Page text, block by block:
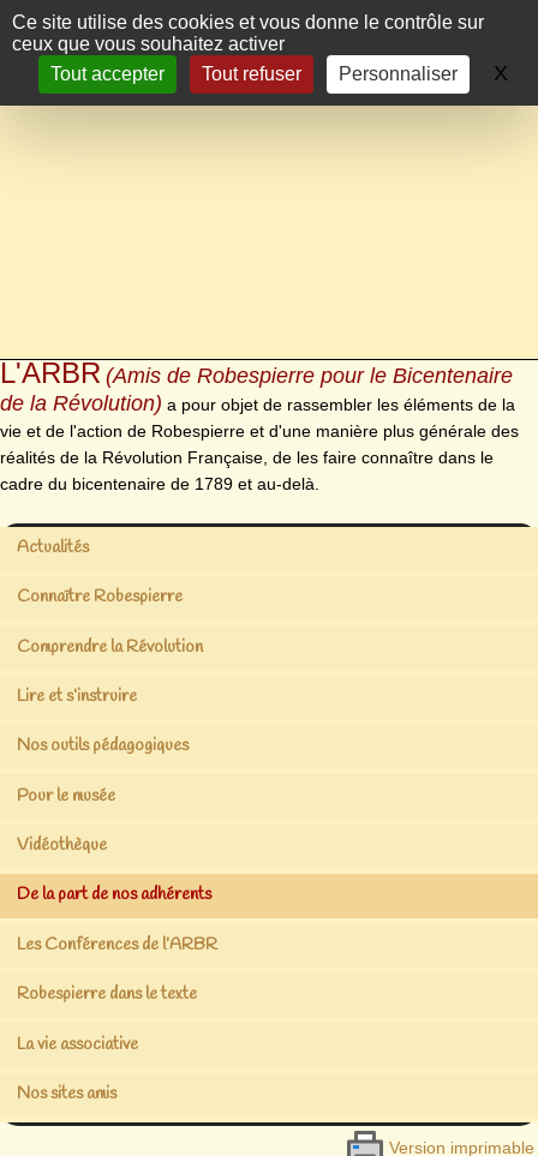
Panneau de gestion des cookies
Ce site utilise des cookies et vous donne le contrôle sur
ceux que vous souhaitez activer
Tout accepter
Tout refuser Personnaliser X
L'ARBR (Amis de Robespierre pour le Bicentenaire
de la Révolution) a pour objet de rassembler les éléments de la
vie et de l'action de Robespierre et d'une manière plus générale des
réalités de la Révolution Française, de les faire connaître dans le
cadre du bicentenaire de 1789 et au-delà.
Actualités
Connaître Robespierre
Comprendre la Révolution
Lire et s’instruire
Nos outils pédagogiques
Pour le musée
Vidéothèque
De la part de nos adhérents
Les Conférences de l’ARBR
Robespierre dans le texte
La vie associative
Nos sites amis
Version imprimable